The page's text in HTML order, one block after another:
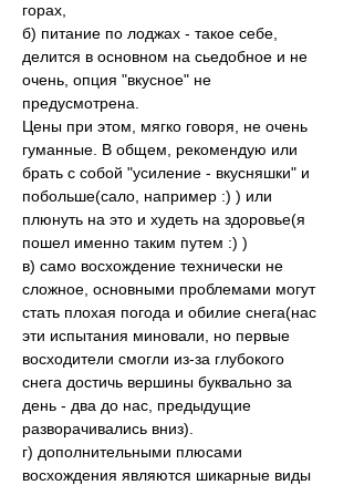
горах,
б) питание по лоджах - такое себе,
делится в основном на сьедобное и не
очень, опция "вкусное" не
предусмотрена.
Цены при этом, мягко говоря, не очень
гуманные. В общем, рекомендую или
брать с собой "усиление - вкусняшки" и
побольше(сало, например :) ) или
плюнуть на это и худеть на здоровье(я
пошел именно таким путем :) )
в) само восхождение технически не
сложное, основными проблемами могут
стать плохая погода и обилие снега(нас
эти испытания миновали, но первые
восходители смогли из-за глубокого
снега достичь вершины буквально за
день - два до нас, предыдущие
разворачивались вниз).
г) дополнительными плюсами
восхождения являются шикарные виды